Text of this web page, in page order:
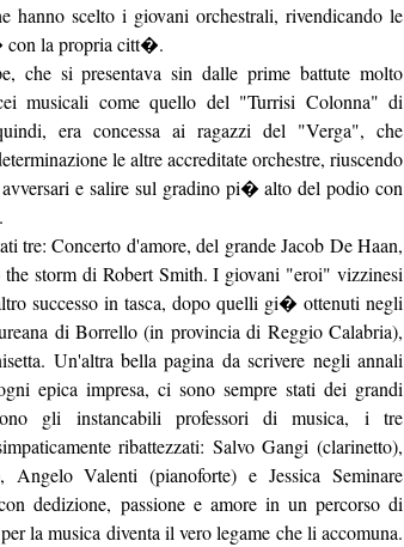
scelto i giovani orchestrali, rivendicando le
con la propria citt�.
che si presentava sin dalle prime battute molto
musicali come quello del "Turrisi Colonna" di
era concessa ai ragazzi del "Verga", che
le altre accreditate orchestre, riuscendo
e salire sul gradino pi� alto del podio con
tre: Concerto d'amore, del grande Jacob De Haan,
storm di Robert Smith. I giovani "eroi" vizzinesi
successo in tasca, dopo quelli gi� ottenuti negli
di Borrello (in provincia di Reggio Calabria),
Un'altra bella pagina da scrivere negli annali
epica impresa, ci sono sempre stati dei grandi
gli instancabili professori di musica, i tre
ribattezzati: Salvo Gangi (clarinetto),
Valenti (pianoforte) e Jessica Seminare
dedizione, passione e amore in un percorso di
la musica diventa il vero legame che li accomuna.